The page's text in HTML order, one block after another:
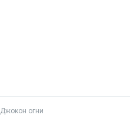
Джокон огни